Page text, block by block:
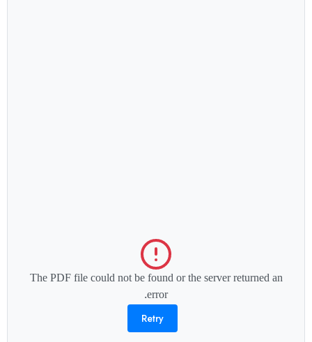
The PDF file could not be found or the server returned an
error.
Retry